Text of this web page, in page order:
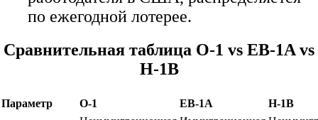
по ежегодной лотерее.
Сравнительная таблица O-1 vs EB-1A vs
H-1B
Параметр O-1 EB-1A
H-1B